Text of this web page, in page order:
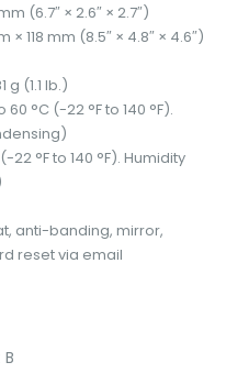
(6.7″ × 2.6″ × 2.7″)
× 118 mm (8.5″ × 4.8″ × 4.6″)
g (1.1 lb.)
60 °C (-22 °F to 140 °F).
22 °F to 140 °F). Humidity
anti-banding, mirror,
reset via email